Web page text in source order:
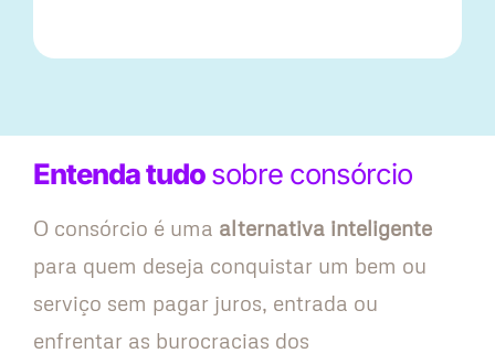
Entenda tudosobre consórcio
O consórcio é uma alternativa inteligente
para quem deseja conquistar um bem ou
serviço sem pagar juros, entrada ou
enfrentar as burocracias dos